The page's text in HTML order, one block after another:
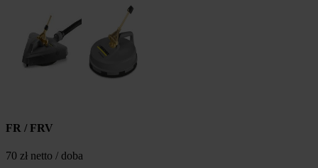
FR / FRV
70 zł netto / doba